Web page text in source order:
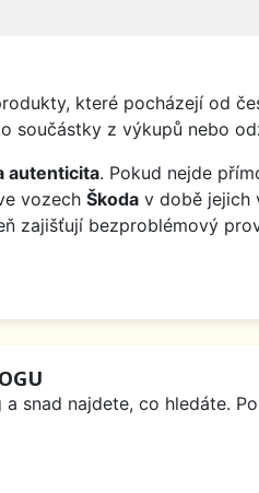
které pocházejí od
součástky z výkupů nebo
autenticita. Pokud nejde
vozech Škoda v době jejich
zajišťují bezproblémový
snad najdete, co hledáte.